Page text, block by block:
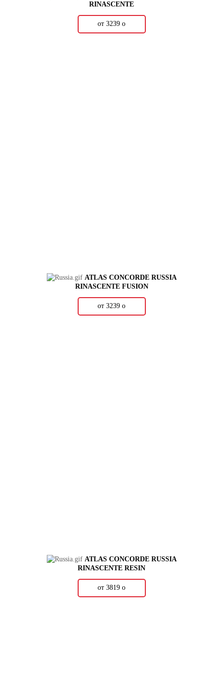
RINASCENTE
от 3239 о
ATLAS CONCORDE RUSSIA
RINASCENTE FUSION
от 3239 о
ATLAS CONCORDE RUSSIA
RINASCENTE RESIN
от 3819 о